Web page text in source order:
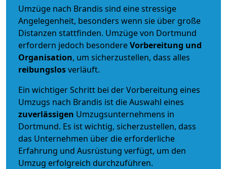
Umzüge nach Brandis sind eine stressige
Angelegenheit, besonders wenn sie über große
Distanzen stattfinden. Umzüge von Dortmund
erfordern jedoch besondereVorbereitung und
Organisation, um sicherzustellen, dass alles
reibungslosverläuft.
Ein wichtiger Schritt bei der Vorbereitung eines
Umzugs nach Brandis ist die Auswahl eines
zuverlässigen Umzugsunternehmens in
Dortmund. Es ist wichtig, sicherzustellen, dass
das Unternehmen über die erforderliche
Erfahrung und Ausrüstung verfügt, um den
Umzug erfolgreich durchzuführen.